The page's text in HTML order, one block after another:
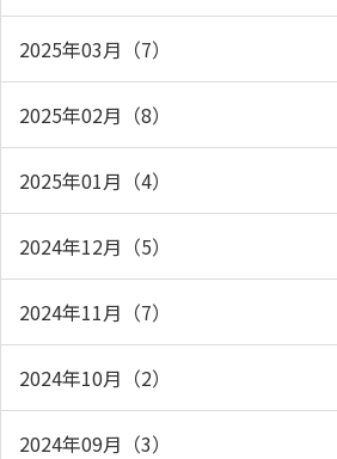
2025年03月（7）
2025年02月（8）
2025年01月（4）
2024年12月（5）
2024年11月（7）
2024年10月（2）
2024年09月（3）